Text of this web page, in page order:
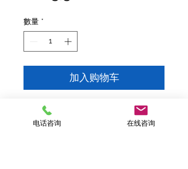
數量 *
加入购物车
表示价格是日元价格
电话咨询 在线咨询